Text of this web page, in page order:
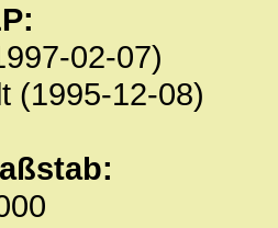
02-07)
(1995-12-08)